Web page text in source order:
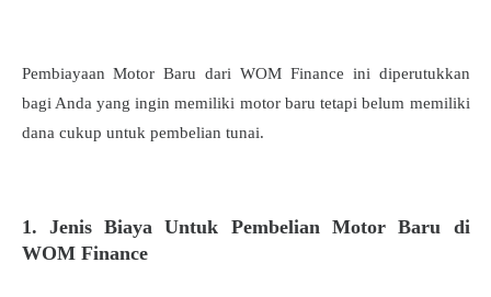
Pembiayaan Motor Baru dari WOM Finance ini diperutukkan
bagi Anda yang ingin memiliki motor baru tetapi belum memiliki
dana cukup untuk pembelian tunai.
1. Jenis Biaya Untuk Pembelian Motor Baru di
WOM Finance